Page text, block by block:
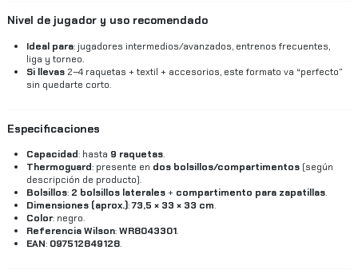
Nivel de jugador y uso recomendado
Ideal para: jugadores intermedios/avanzados, entrenos frecuentes,
liga y torneo.
Si llevas 2–4 raquetas + textil + accesorios, este formato va “perfecto”
sin quedarte corto.
Especificaciones
Capacidad: hasta 9 raquetas.
Thermoguard: presente en dos bolsillos/compartimentos (según
descripción de producto).
Bolsillos: 2 bolsillos laterales + compartimento para zapatillas.
Dimensiones (aprox.):73,5 × 33 × 33 cm.
Color: negro.
Referencia Wilson:WR8043301.
EAN: 097512849128.